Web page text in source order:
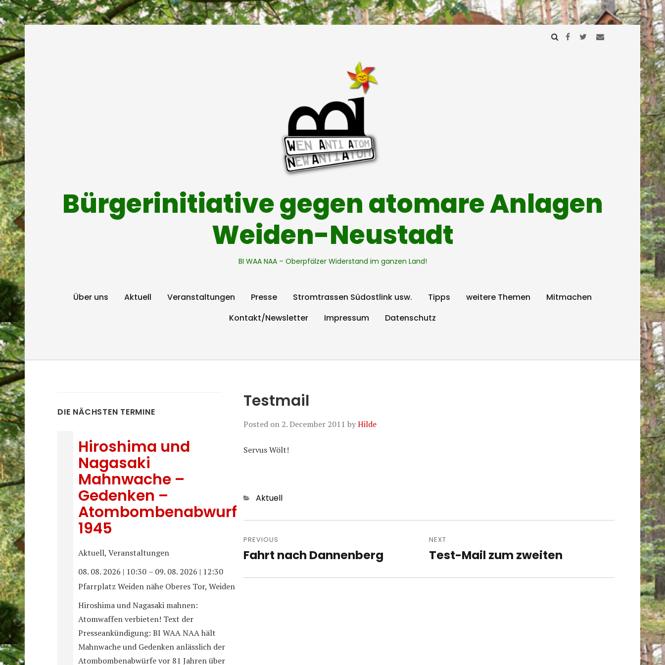
Bürgerinitiative gegen atomare Anlagen
Weiden-Neustadt
BI WAA NAA – Oberpfälzer Widerstand im ganzen Land!
Über uns Aktuell Veranstaltungen Presse Stromtrassen Südostlink usw. Tipps weitere Themen
Mitmachen
Kontakt/Newsletter
Impressum Datenschutz
Testmail
Posted on 2. December 2011 byHilde
Servus Wölt!
Categories
Aktuell
Post
navigation
PREVIOUS
Previous
Fahrt nach Dannenberg
NEXT
Next
Test-Mail zum zweiten
DIE NÄCHSTEN TERMINE
Hiroshima und
Nagasaki
Mahnwache –
Gedenken –
Atombombenabwurf
1945
Aktuell, Veranstaltungen
08. 08. 2026 | 10:30 – 09. 08. 2026 | 12:30
Pfarrplatz Weiden nähe Oberes Tor, Weiden
Hiroshima und Nagasaki mahnen:
Atomwaffen verbieten! Text der
Presseankündigung: BI WAA NAA hält
Mahnwache und Gedenken anlässlich der
Atombombenabwürfe vor 81 Jahren über